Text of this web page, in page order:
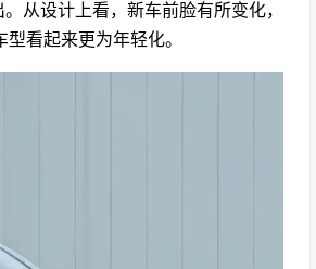
从设计上看，新车前脸有所变化，
看起来更为年轻化。